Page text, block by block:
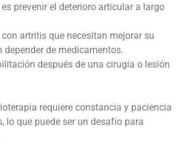
prevenir el deterioro articular a largo
artritis que necesitan mejorar su
depender de medicamentos.
después de una cirugía o lesión
requiere constancia y paciencia
lo que puede ser un desafío para